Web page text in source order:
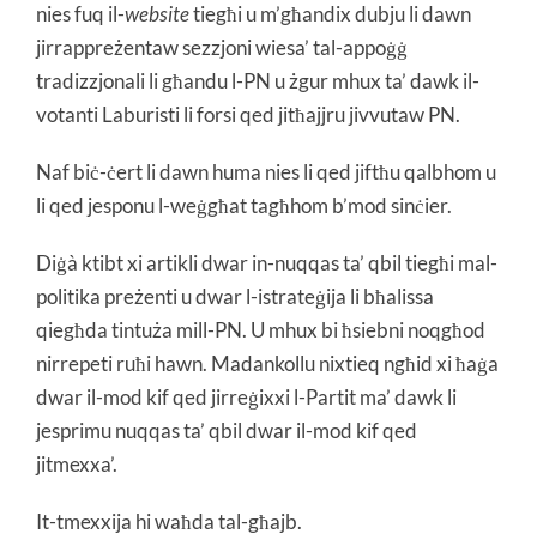
nies fuq il-websitetiegħi u m’għandix dubju li dawn
jirrappreżentaw sezzjoni wiesa’ tal-appoġġ
tradizzjonali li għandu l-PN u żgur mhux ta’ dawk il-
votanti Laburisti li forsi qed jitħajjru jivvutaw PN.
Naf biċ-ċert li dawn huma nies li qed jiftħu qalbhom u
li qed jesponu l-weġgħat tagħhom b’mod sinċier.
Diġà ktibt xi artikli dwar in-nuqqas ta’ qbil tiegħi mal-
politika preżenti u dwar l-istrateġija li bħalissa
qiegħda tintuża mill-PN. U mhux bi ħsiebni noqgħod
nirrepeti ruħi hawn. Madankollu nixtieq ngħid xi ħaġa
dwar il-mod kif qed jirreġixxi l-Partit ma’ dawk li
jesprimu nuqqas ta’ qbil dwar il-mod kif qed
jitmexxa’.
It-tmexxija hi waħda tal-għajb.